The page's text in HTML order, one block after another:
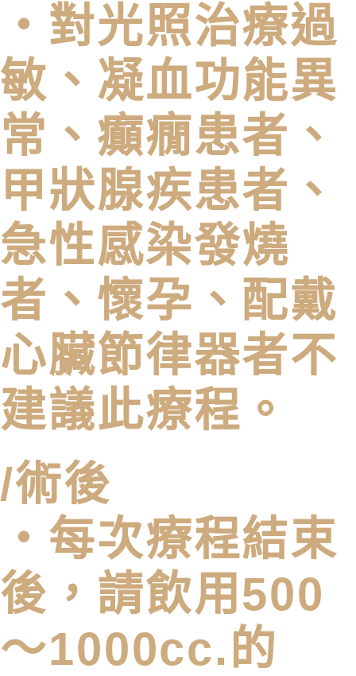
・對光照治療過
敏、凝血功能異
常、癲癇患者、
甲狀腺疾患者、
急性感染發燒
者、懷孕、配戴
心臟節律器者不
建議此療程。
/術後
・每次療程結束
後，請飲用500
～1000cc.的